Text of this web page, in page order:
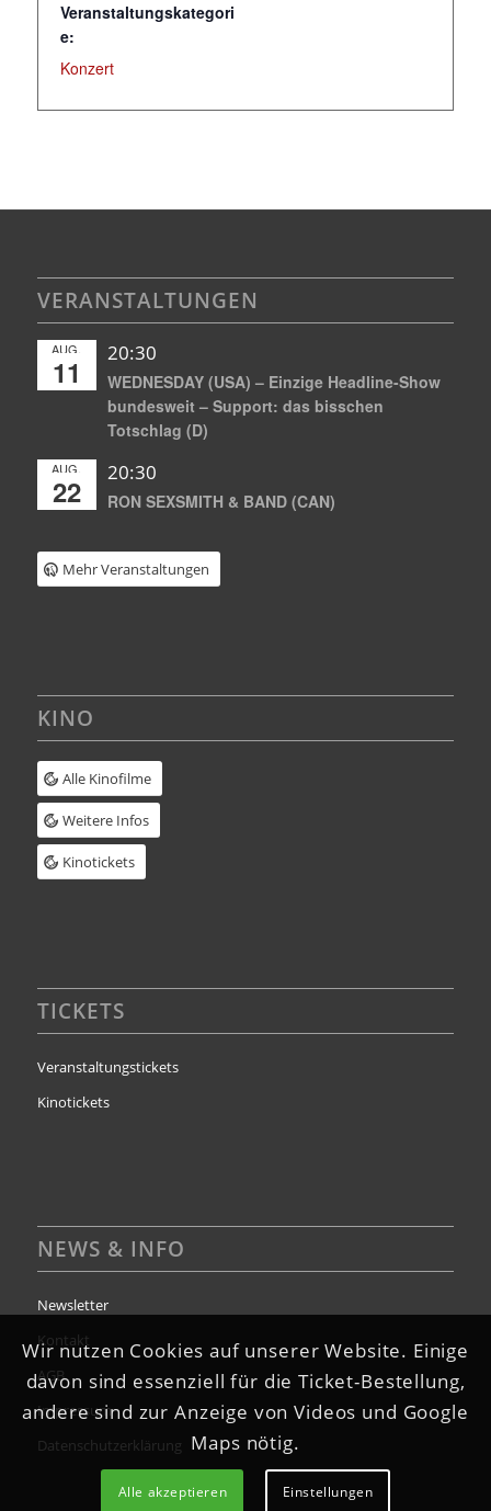
Veranstaltungskategori
e:
Konzert
VERANSTALTUNGEN
AUG.
11
20:30
WEDNESDAY (USA) – Einzige Headline-Show
bundesweit – Support: das bisschen
Totschlag (D)
AUG.
22
20:30
RON SEXSMITH & BAND (CAN)
Mehr Veranstaltungen
KINO
Alle Kinofilme
Weitere Infos
Kinotickets
TICKETS
Veranstaltungstickets
Kinotickets
NEWS & INFO
Newsletter
Kontakt
AGB
Impressum
Datenschutzerklärung
Wir nutzen Cookies auf unserer Website. Einige
davon sind essenziell für die Ticket-Bestellung,
andere sind zur Anzeige von Videos und Google
Maps nötig.
Alle akzeptieren Einstellungen